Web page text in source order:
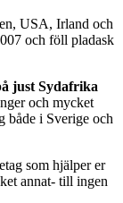
USA, Irland och
och föll pladask
just Sydafrika
och mycket
både i Sverige och
som hjälper er
annat- till ingen